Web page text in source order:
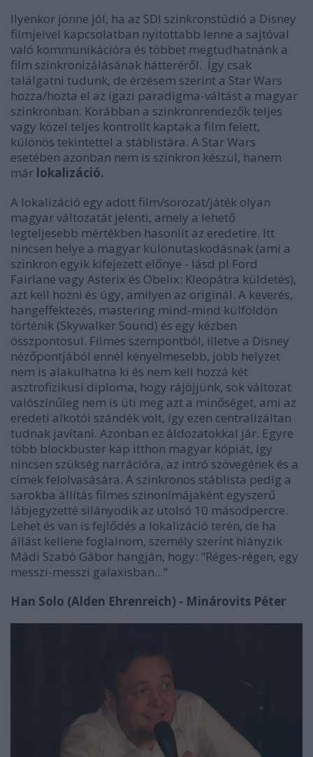
Ilyenkor jönne jól, ha az SDI szinkronstúdió a Disney
filmjeivel kapcsolatban nyitottabb lenne a sajtóval
való kommunikációra és többet megtudhatnánk a
film szinkronizálásának hátteréről. Így csak
találgatni tudunk, de érzésem szerint a Star Wars
hozza/hozta el az igazi paradigma-váltást a magyar
szinkronban. Korábban a szinkronrendezők teljes
vagy közel teljes kontrollt kaptak a film felett,
különös tekintettel a stáblistára. A Star Wars
esetében azonban nem is szinkron készül, hanem
már lokalizáció.
A lokalizáció egy adott film/sorozat/játék olyan
magyar változatát jelenti, amely a lehető
legteljesebb mértékben hasonlít az eredetire. Itt
nincsen helye a magyar különutaskodásnak (ami a
szinkron egyik kifejezett előnye - lásd pl Ford
Fairlane vagy Asterix és Obelix: Kleopátra küldetés),
azt kell hozni és úgy, amilyen az originál. A keverés,
hangeffektezés, mastering mind-mind külföldön
történik (Skywalker Sound) és egy kézben
összpontosul. Filmes szempontból, illetve a Disney
nézőpontjából ennél kényelmesebb, jobb helyzet
nem is alakulhatna ki és nem kell hozzá két
asztrofizikusi diploma, hogy rájöjjünk, sok változat
valószínűleg nem is üti meg azt a minőséget, ami az
eredeti alkotói szándék volt, így ezen centralizáltan
tudnak javítani. Azonban ez áldozatokkal jár. Egyre
több blockbuster kap itthon magyar kópiát, így
nincsen szükség narrációra, az intró szövegének és a
címek felolvasására. A szinkronos stáblista pedig a
sarokba állítás filmes szinonímájaként egyszerű
lábjegyzetté silányodik az utolsó 10 másodpercre.
Lehet és van is fejlődés a lokalizáció terén, de ha
állást kellene foglalnom, személy szerint hiányzik
Mádi Szabó Gábor hangján, hogy: "Réges-régen, egy
messzi-messzi galaxisban..."
Han Solo (Alden Ehrenreich) - Minárovits Péter